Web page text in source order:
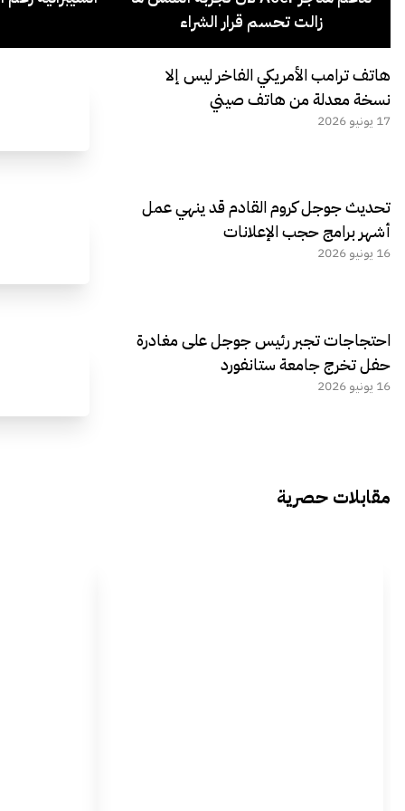
زالت تحسم قرار الشراء
هاتف ترامب الأمريكي الفاخر ليس إلا
نسخة معدلة من هاتف صيني
17 يونيو 2026
تحديث جوجل كروم القادم قد ينهي عمل
أشهر برامج حجب الإعلانات
16 يونيو 2026
احتجاجات تجبر رئيس جوجل على مغادرة
حفل تخرج جامعة ستانفورد
16 يونيو 2026
مقابلات حصرية